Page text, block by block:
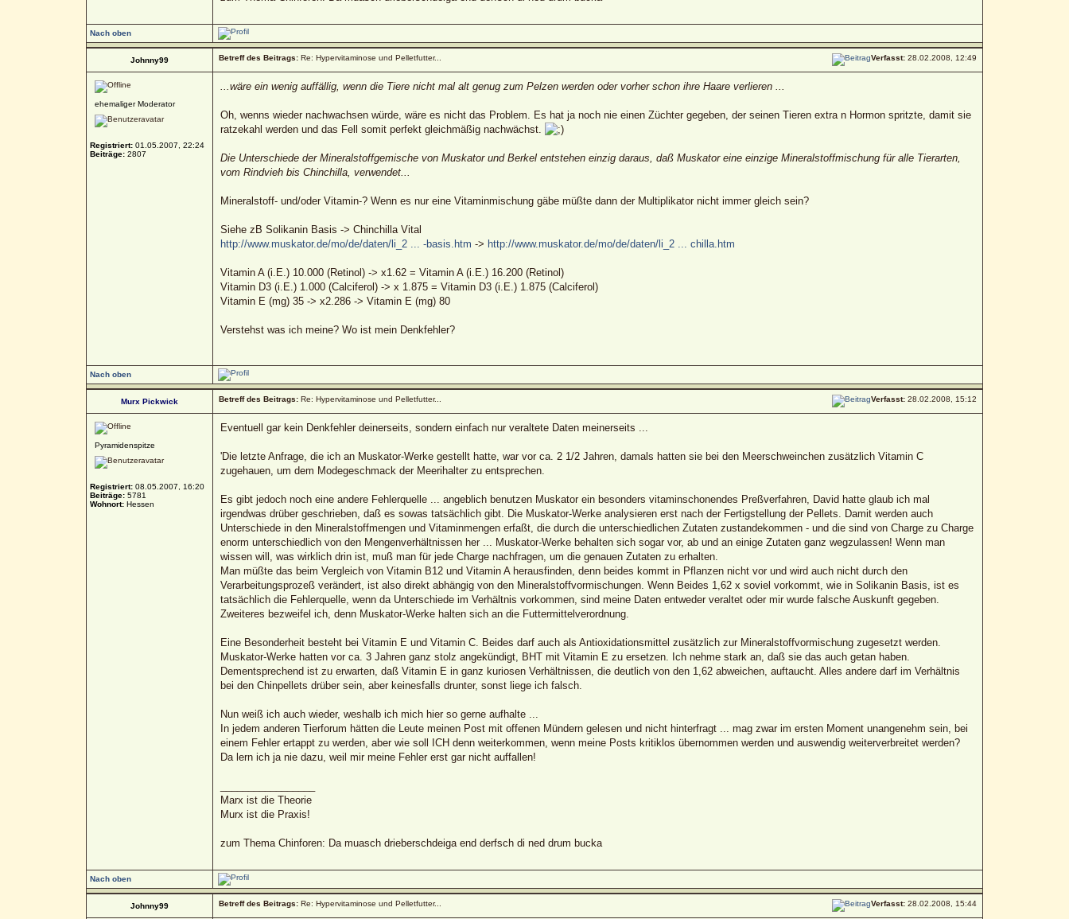
Nach oben
Johnny99 Betreff des Beitrags:Re: Hypervitaminose und Pelletfutter... Verfasst:28.02.2008, 12:49
ehemaliger Moderator
Registriert:01.05.2007, 22:24
Beiträge:2807
...wäre ein wenig auffällig, wenn die Tiere nicht mal alt genug zum Pelzen werden oder vorher schon ihre Haare verlieren ...
Oh, wenns wieder nachwachsen würde, wäre es nicht das Problem. Es hat ja noch nie einen Züchter gegeben, der seinen Tieren extra n Hormon spritzte, damit sie
ratzekahl werden und das Fell somit perfekt gleichmäßig nachwächst.
Die Unterschiede der Mineralstoffgemische von Muskator und Berkel entstehen einzig daraus, daß Muskator eine einzige Mineralstoffmischung für alle Tierarten,
vom Rindvieh bis Chinchilla, verwendet...
Mineralstoff- und/oder Vitamin-? Wenn es nur eine Vitaminmischung gäbe müßte dann der Multiplikator nicht immer gleich sein?
Siehe zB Solikanin Basis -> Chinchilla Vital
http://www.muskator.de/mo/de/daten/li_2 ... -basis.htm -> http://www.muskator.de/mo/de/daten/li_2 ... chilla.htm
Vitamin A (i.E.) 10.000 (Retinol) -> x1.62 = Vitamin A (i.E.) 16.200 (Retinol)
Vitamin D3 (i.E.) 1.000 (Calciferol) -> x 1.875 = Vitamin D3 (i.E.) 1.875 (Calciferol)
Vitamin E (mg) 35 -> x2.286 -> Vitamin E (mg) 80
Verstehst was ich meine? Wo ist mein Denkfehler?
Nach oben
Murx Pickwick Betreff des Beitrags:Re: Hypervitaminose und Pelletfutter... Verfasst:28.02.2008, 15:12
Pyramidenspitze
Registriert:08.05.2007, 16:20
Beiträge:5781
Wohnort:Hessen
Eventuell gar kein Denkfehler deinerseits, sondern einfach nur veraltete Daten meinerseits ...
'Die letzte Anfrage, die ich an Muskator-Werke gestellt hatte, war vor ca. 2 1/2 Jahren, damals hatten sie bei den Meerschweinchen zusätzlich Vitamin C
zugehauen, um dem Modegeschmack der Meerihalter zu entsprechen.
Es gibt jedoch noch eine andere Fehlerquelle ... angeblich benutzen Muskator ein besonders vitaminschonendes Preßverfahren, David hatte glaub ich mal
irgendwas drüber geschrieben, daß es sowas tatsächlich gibt. Die Muskator-Werke analysieren erst nach der Fertigstellung der Pellets. Damit werden auch
Unterschiede in den Mineralstoffmengen und Vitaminmengen erfaßt, die durch die unterschiedlichen Zutaten zustandekommen - und die sind von Charge zu Charge
enorm unterschiedlich von den Mengenverhältnissen her ... Muskator-Werke behalten sich sogar vor, ab und an einige Zutaten ganz wegzulassen! Wenn man
wissen will, was wirklich drin ist, muß man für jede Charge nachfragen, um die genauen Zutaten zu erhalten.
Man müßte das beim Vergleich von Vitamin B12 und Vitamin A herausfinden, denn beides kommt in Pflanzen nicht vor und wird auch nicht durch den
Verarbeitungsprozeß verändert, ist also direkt abhängig von den Mineralstoffvormischungen. Wenn Beides 1,62 x soviel vorkommt, wie in Solikanin Basis, ist es
tatsächlich die Fehlerquelle, wenn da Unterschiede im Verhältnis vorkommen, sind meine Daten entweder veraltet oder mir wurde falsche Auskunft gegeben.
Zweiteres bezweifel ich, denn Muskator-Werke halten sich an die Futtermittelverordnung.
Eine Besonderheit besteht bei Vitamin E und Vitamin C. Beides darf auch als Antioxidationsmittel zusätzlich zur Mineralstoffvormischung zugesetzt werden.
Muskator-Werke hatten vor ca. 3 Jahren ganz stolz angekündigt, BHT mit Vitamin E zu ersetzen. Ich nehme stark an, daß sie das auch getan haben.
Dementsprechend ist zu erwarten, daß Vitamin E in ganz kuriosen Verhältnissen, die deutlich von den 1,62 abweichen, auftaucht. Alles andere darf im Verhältnis
bei den Chinpellets drüber sein, aber keinesfalls drunter, sonst liege ich falsch.
Nun weiß ich auch wieder, weshalb ich mich hier so gerne aufhalte ...
In jedem anderen Tierforum hätten die Leute meinen Post mit offenen Mündern gelesen und nicht hinterfragt ... mag zwar im ersten Moment unangenehm sein, bei
einem Fehler ertappt zu werden, aber wie soll ICH denn weiterkommen, wenn meine Posts kritiklos übernommen werden und auswendig weiterverbreitet werden?
Da lern ich ja nie dazu, weil mir meine Fehler erst gar nicht auffallen!
Marx ist die Theorie
Murx ist die Praxis!
zum Thema Chinforen: Da muasch drieberschdeiga end derfsch di ned drum bucka
Nach oben
Johnny99 Betreff des Beitrags:Re: Hypervitaminose und Pelletfutter... Verfasst:28.02.2008, 15:44